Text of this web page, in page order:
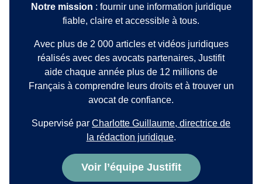
Notre mission : fournir une information juridique
fiable, claire et accessible à tous.
Avec plus de 2 000 articles et vidéos juridiques
réalisés avec des avocats partenaires, Justifit
aide chaque année plus de 12 millions de
Français à comprendre leurs droits et à trouver un
avocat de confiance.
Supervisé par Charlotte Guillaume, directrice de
la rédaction juridique.
Voir l’équipe Justifit